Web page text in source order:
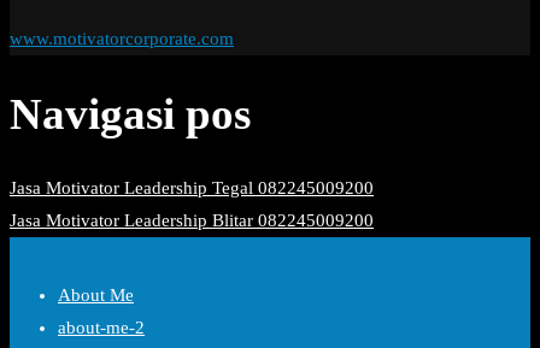
www.motivatorcorporate.com
Navigasi pos
Jasa Motivator Leadership Tegal 082245009200
Jasa Motivator Leadership Blitar 082245009200
About Me
about-me-2